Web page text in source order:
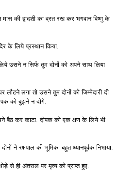
की द्वादशी का व्रत रख कर भगवान विष्णु के
के लिये प्रस्थान किया.
उसने न सिर्फ तुम दोनों को अपने साथ लिया
लौटने लगा तो उसने तुम दोनों को जिम्मेदारी दी
को बुझने न दोगे.
बैठ कर काटा. दीपक को एक क्षण के लिये भी
ने रक्षपाल की भूमिका बहुत ध्यानपूर्वक निभाया.
से ही अंतराल पर मृत्य को प्राप्त हुए.